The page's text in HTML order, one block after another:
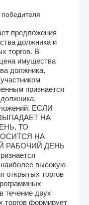
предложения
должника и
торгов. В
имущества
должника,
признается
ЕСЛИ
НА
ТО
НА
РАБОЧИЙ ДЕНЬ
высокую
открытых торгов
течение двух
торгов формирует